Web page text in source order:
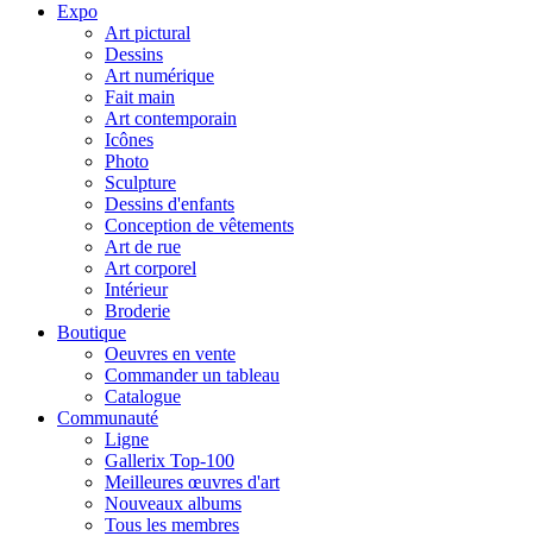
Expo
Art pictural
Dessins
Art numérique
Fait main
Art contemporain
Icônes
Photo
Sculpture
Dessins d'enfants
Conception de vêtements
Art de rue
Art corporel
Intérieur
Broderie
Boutique
Oeuvres en vente
Commander un tableau
Catalogue
Communauté
Ligne
Gallerix Top-100
Meilleures œuvres d'art
Nouveaux albums
Tous les membres